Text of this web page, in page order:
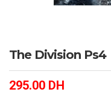
The Division Ps4
295.00 DH